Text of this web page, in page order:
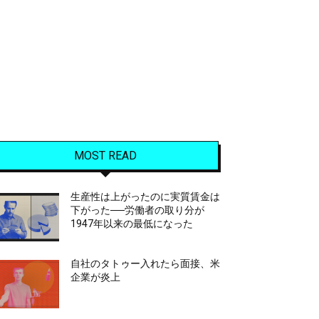
MOST READ
生産性は上がったのに実質賃金は
下がった──労働者の取り分が
1947年以来の最低になった
自社のタトゥー入れたら面接、米
企業が炎上